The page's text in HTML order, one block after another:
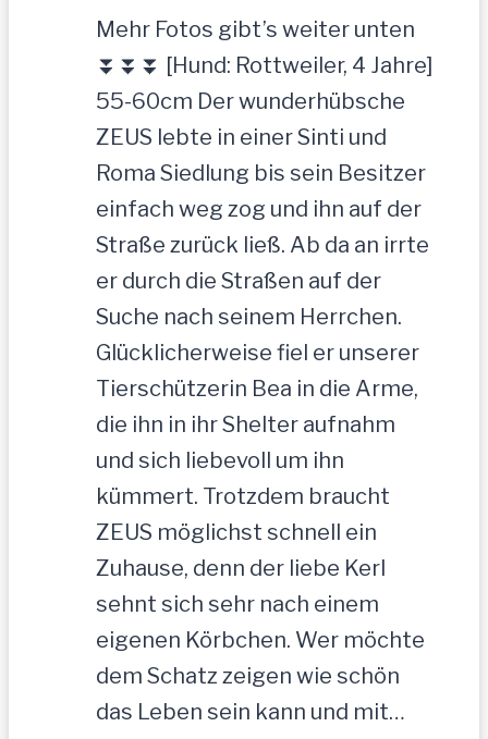
Mehr Fotos gibt’s weiter unten
⏬⏬⏬ [Hund: Rottweiler, 4 Jahre]
55-60cm Der wunderhübsche
ZEUS lebte in einer Sinti und
Roma Siedlung bis sein Besitzer
einfach weg zog und ihn auf der
Straße zurück ließ. Ab da an irrte
er durch die Straßen auf der
Suche nach seinem Herrchen.
Glücklicherweise fiel er unserer
Tierschützerin Bea in die Arme,
die ihn in ihr Shelter aufnahm
und sich liebevoll um ihn
kümmert. Trotzdem braucht
ZEUS möglichst schnell ein
Zuhause, denn der liebe Kerl
sehnt sich sehr nach einem
eigenen Körbchen. Wer möchte
dem Schatz zeigen wie schön
das Leben sein kann und mit…